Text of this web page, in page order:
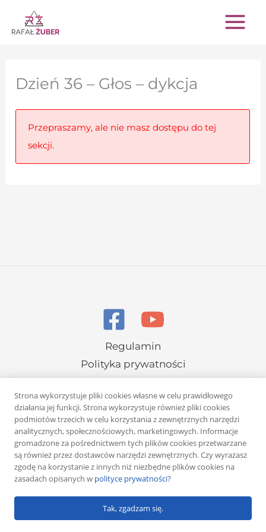
Przejdź
do
Dzień 36 – Głos – dykcja
Przepraszamy, ale nie masz dostępu do tej
sekcji.
Regulamin
Polityka prywatności
Copyright © 2026 Rafał Żuber
Powered byKlub eMarketera
Strona wykorzystuje pliki cookies własne w celu prawidłowego
działania jej funkcji. Strona wykorzystuje również pliki cookies
podmiotów trzecich w celu korzystania z zewnętrznych narzędzi
analitycznych, społecznościowych, marketingowych. Informacje
gromadzone za pośrednictwem tych plików cookies przetwarzane
są również przez dostawców narzędzi zewnętrznych. Czy wyrażasz
zgodę na korzystanie z innych niż niezbędne plików cookies na
zasadach opisanych w polityce prywatności?
Tak, zgadzam się.